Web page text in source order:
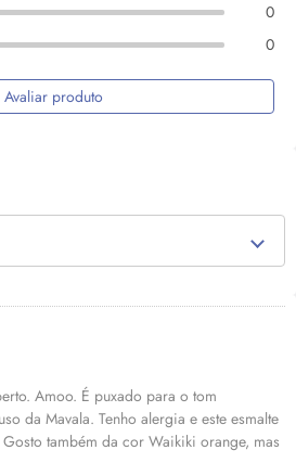
0
0
Avaliar produto
Amoo. É puxado para o tom
da Mavala. Tenho alergia e este esmalte
também da cor Waikiki orange, mas